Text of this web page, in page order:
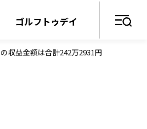
ゴルフトゥデイ
収益金額は合計242万2931円